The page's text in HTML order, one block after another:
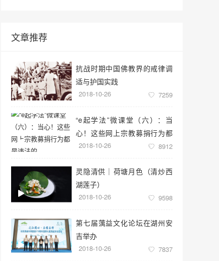
文章推荐
抗战时期中国佛教界的戒律调
适与护国实践
2018-10-26 7259
“e起学法”微课堂（六）：当
心！这些网上宗教募捐行为都
是违法的
2018-10-26 8912
灵隐清供｜​荷塘月色（清炒西
湖莲子）
2018-10-26 9598
第七届蕅益文化论坛在湖州安
吉举办
2018-10-26 7837